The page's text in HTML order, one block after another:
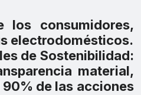
consumidores,
electrodomésticos.
de Sostenibilidad:
material,
de las acciones